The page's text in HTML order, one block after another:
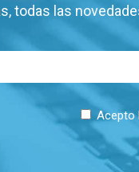
todas las
Acepto